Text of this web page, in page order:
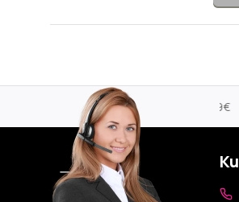
Kostenloser Versand